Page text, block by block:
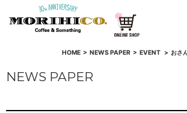
HOME> NEWS PAPER> EVENT > おさ
NEWS PAPER